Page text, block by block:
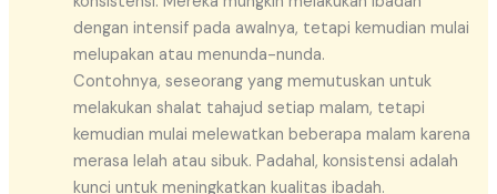
dengan intensif pada awalnya, tetapi kemudian mulai
melupakan atau menunda-nunda.
Contohnya, seseorang yang memutuskan untuk
melakukan shalat tahajud setiap malam, tetapi
kemudian mulai melewatkan beberapa malam karena
merasa lelah atau sibuk. Padahal, konsistensi adalah
kunci untuk meningkatkan kualitas ibadah.